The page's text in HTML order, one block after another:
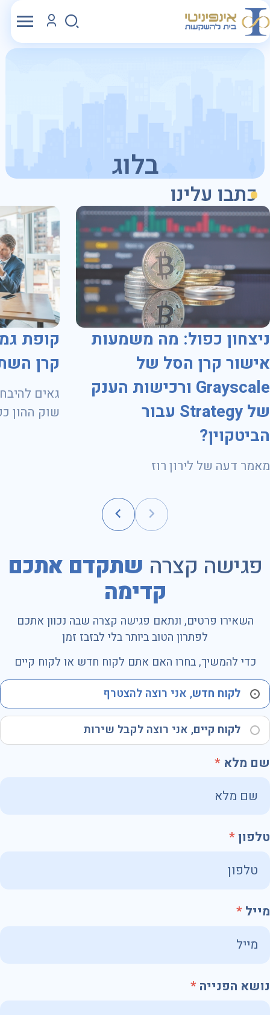
בלוג
כתבו עלינו
ניצחון כפול: מה משמעות
אישור קרן הסל של
Grayscale ורכישות הענק
של Strategy עבור
הביטקוין?
מאמר דעה של לירון רוז
קופת
קרן
גאים
שוק ההון
פגישה קצרה שתקדם אתכם
קדימה
השאירו פרטים, ונתאם פגישה קצרה שבה נכוון אתכם
לפתרון הטוב ביותר בלי לבזבז זמן
כדי להמשיך, בחרו האם אתם לקוח חדש או לקוח קיים
לקוח חדש, אני רוצה להצטרף
לקוח קיים, אני רוצה לקבל שירות
שם מלא
טלפון
מייל
נושא הפנייה